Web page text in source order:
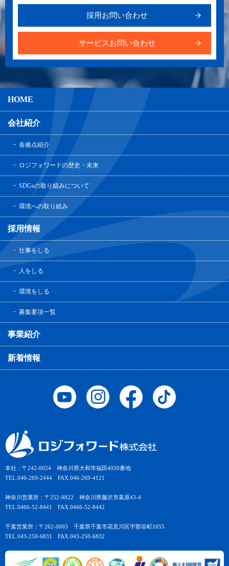
採用お問い合わせ
サービスお問い合わせ
本社：〒242-0024 神奈川県大和市福田4050番地
TEL.046-269-2444 FAX.046-269-4121
神奈川営業所：〒252-0822 神奈川県藤沢市葛原43-4
TEL.0466-52-8441 FAX.0466-52-8442
千葉営業所：〒262-0003 千葉県千葉市花見川区宇那谷町1655
TEL.043-250-6831 FAX.043-250-6832
HOME
会社紹介
各拠点紹介
ロジフォワードの歴史・未来
SDGsの取り組みについて
環境への取り組み
採用情報
仕事をしる
人をしる
環境をしる
募集要項一覧
事業紹介
新着情報